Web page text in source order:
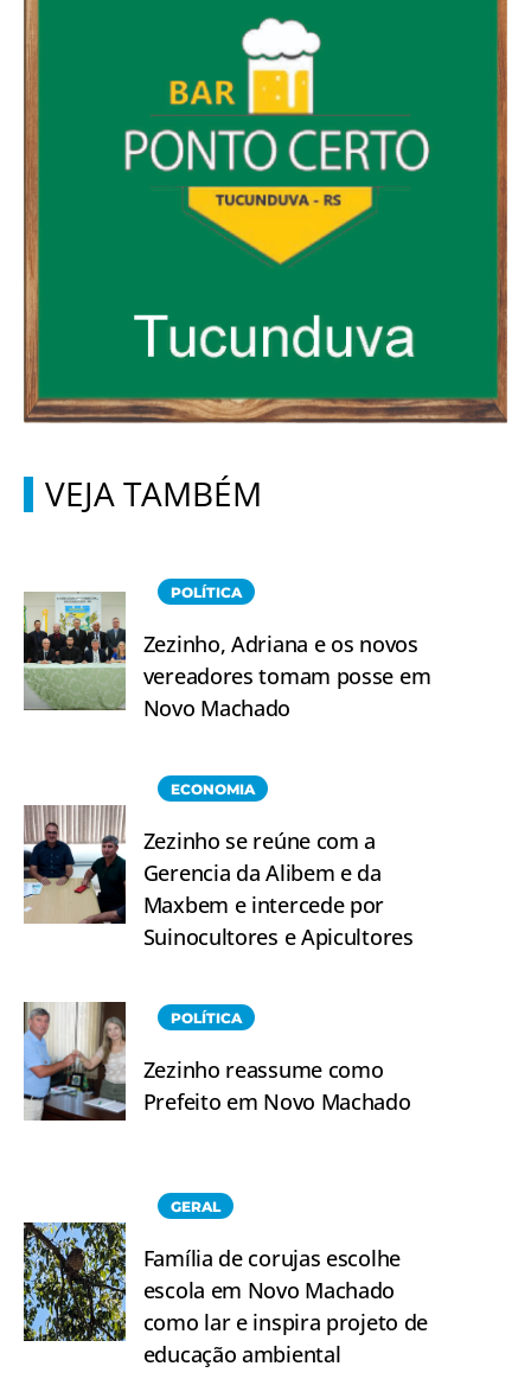
VEJA TAMBÉM
POLÍTICA
Zezinho, Adriana e os novos
vereadores tomam posse em
Novo Machado
ECONOMIA
Zezinho se reúne com a
Gerencia da Alibem e da
Maxbem e intercede por
Suinocultores e Apicultores
POLÍTICA
Zezinho reassume como
Prefeito em Novo Machado
GERAL
Família de corujas escolhe
escola em Novo Machado
como lar e inspira projeto de
educação ambiental